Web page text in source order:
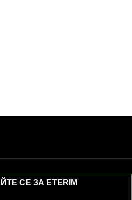
СЕ ЗА ETERIM